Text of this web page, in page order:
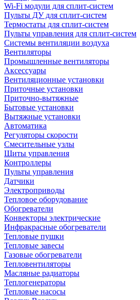
Wi-Fi модули для сплит-систем
Пульты ДУ для сплит-систем
Термостаты для сплит-систем
Пульты управления для сплит-систем
Системы вентиляции воздуха
Вентиляторы
Промышленные вентиляторы
Аксессуары
Вентиляционные установки
Приточные установки
Приточно-вытяжные
Бытовые установки
Вытяжные установки
Автоматика
Регуляторы скорости
Смесительные узлы
Щиты управления
Контроллеры
Пульты управления
Датчики
Электроприводы
Тепловое оборудование
Обогреватели
Конвекторы электрические
Инфракрасные обогреватели
Тепловые пушки
Тепловые завесы
Газовые обогреватели
Тепловентиляторы
Масляные радиаторы
Теплогенераторы
Тепловые насосы